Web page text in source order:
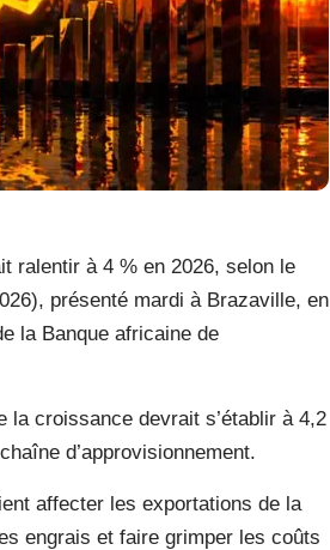
ralentir à 4 % en 2026, selon le
présenté mardi à Brazaville, en
la Banque africaine de
la croissance devrait s’établir à 4,2
d’approvisionnement.
affecter les exportations de la
engrais et faire grimper les coûts